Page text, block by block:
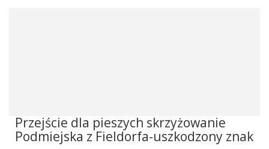
Przejście dla pieszych skrzyżowanie
Podmiejska z Fieldorfa-uszkodzony znak